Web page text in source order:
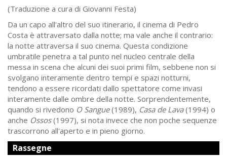
(Traduzione a cura di Giovanni Festa)
Da un capo all'altro del suo itinerario, il cinema di Pedro
Costa è attraversato dalla notte; ma vale anche il contrario:
la notte attraversa il suo cinema. Questa condizione
umbratile penetra a tal punto nel nucleo centrale della
messa in scena che alcuni dei suoi primi film, sebbene non si
svolgano interamente dentro tempi e spazi notturni,
tendono a essere ricordati dallo spettatore come invasi
interamente dalle ombre della notte. Sorprendentemente,
quando si rivedono O Sangue(1989), Casa de Lava(1994) o
anche Ossos(1997), si nota invece che non poche sequenze
trascorrono all'aperto e in pieno giorno.
Rassegne